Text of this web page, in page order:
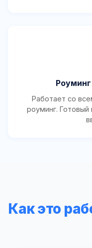
Работает со
роуминг.
Как это